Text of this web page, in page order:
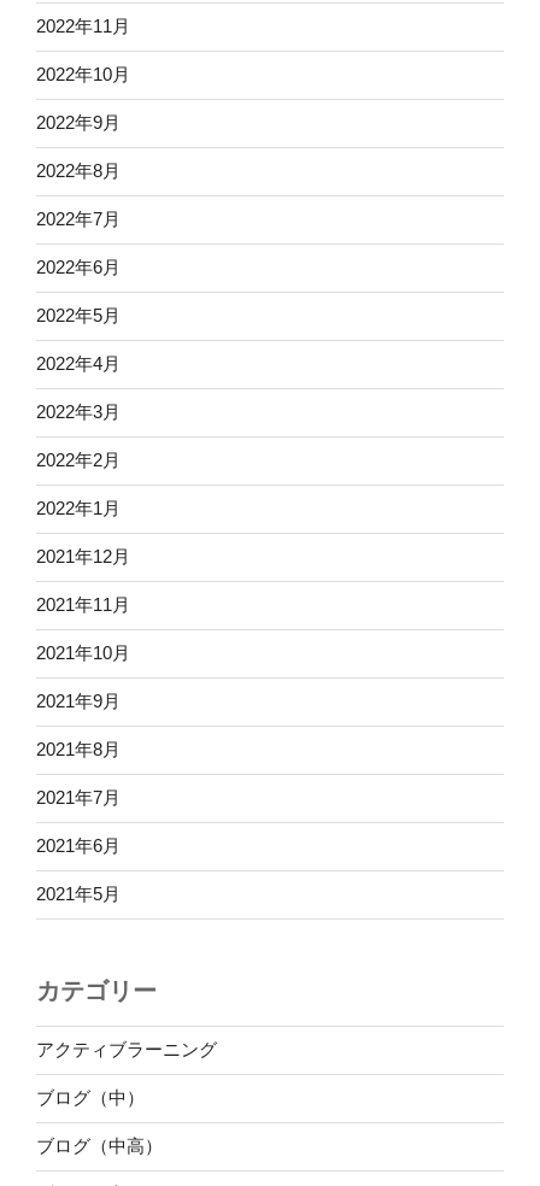
2022年11月
2022年10月
2022年9月
2022年8月
2022年7月
2022年6月
2022年5月
2022年4月
2022年3月
2022年2月
2022年1月
2021年12月
2021年11月
2021年10月
2021年9月
2021年8月
2021年7月
2021年6月
2021年5月
カテゴリー
アクティブラーニング
ブログ（中）
ブログ（中高）